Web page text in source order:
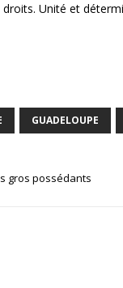
Unité et
GUADELOUPE
gros possédants